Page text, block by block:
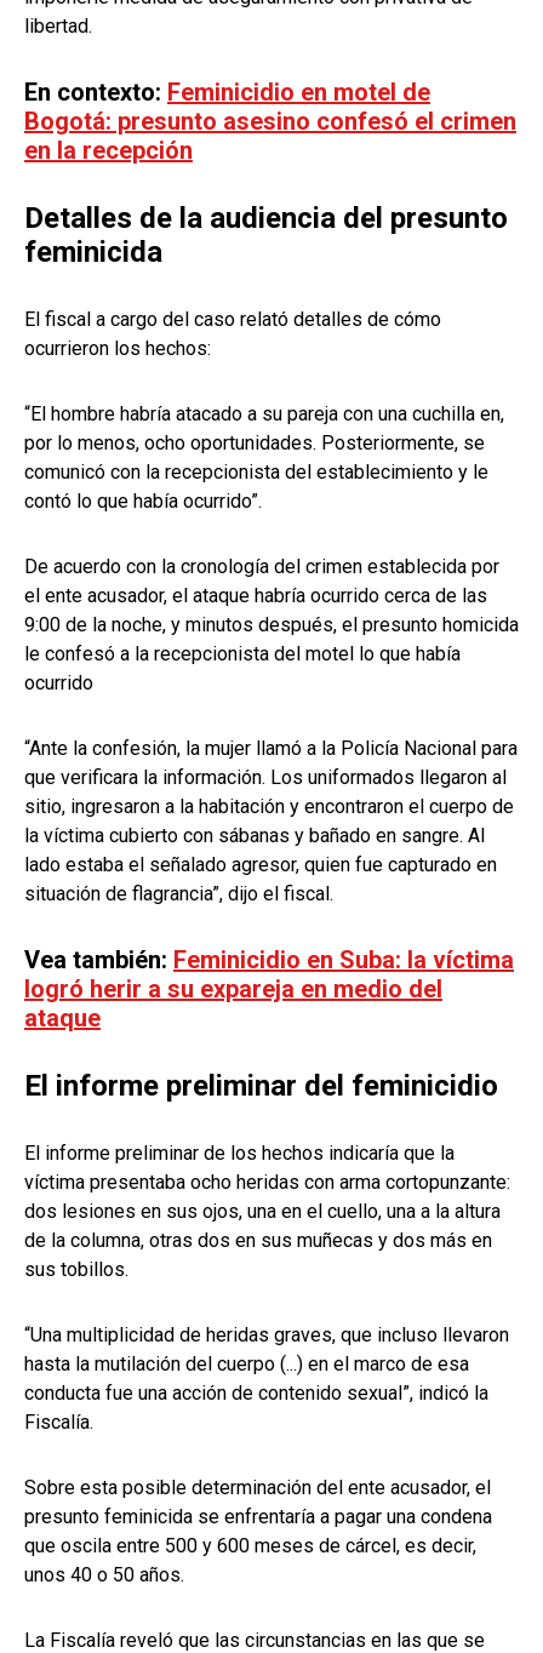
libertad.
En contexto: Feminicidio en motel de
Bogotá: presunto asesino confesó el crimen
en la recepción
Detalles de la audiencia del presunto
feminicida
El fiscal a cargo del caso relató detalles de cómo
ocurrieron los hechos:
“El hombre habría atacado a su pareja con una cuchilla en,
por lo menos, ocho oportunidades. Posteriormente, se
comunicó con la recepcionista del establecimiento y le
contó lo que había ocurrido”.
De acuerdo con la cronología del crimen establecida por
el ente acusador, el ataque habría ocurrido cerca de las
9:00 de la noche, y minutos después, el presunto homicida
le confesó a la recepcionista del motel lo que había
ocurrido
“Ante la confesión, la mujer llamó a la Policía Nacional para
que verificara la información. Los uniformados llegaron al
sitio, ingresaron a la habitación y encontraron el cuerpo de
la víctima cubierto con sábanas y bañado en sangre. Al
lado estaba el señalado agresor, quien fue capturado en
situación de flagrancia”, dijo el fiscal.
Vea también: Feminicidio en Suba: la víctima
logró herir a su expareja en medio del
ataque
El informe preliminar del feminicidio
El informe preliminar de los hechos indicaría que la
víctima presentaba ocho heridas con arma cortopunzante:
dos lesiones en sus ojos, una en el cuello, una a la altura
de la columna, otras dos en sus muñecas y dos más en
sus tobillos.
“Una multiplicidad de heridas graves, que incluso llevaron
hasta la mutilación del cuerpo (...) en el marco de esa
conducta fue una acción de contenido sexual”, indicó la
Fiscalía.
Sobre esta posible determinación del ente acusador, el
presunto feminicida se enfrentaría a pagar una condena
que oscila entre 500 y 600 meses de cárcel, es decir,
unos 40 o 50 años.
La Fiscalía reveló que las circunstancias en las que se